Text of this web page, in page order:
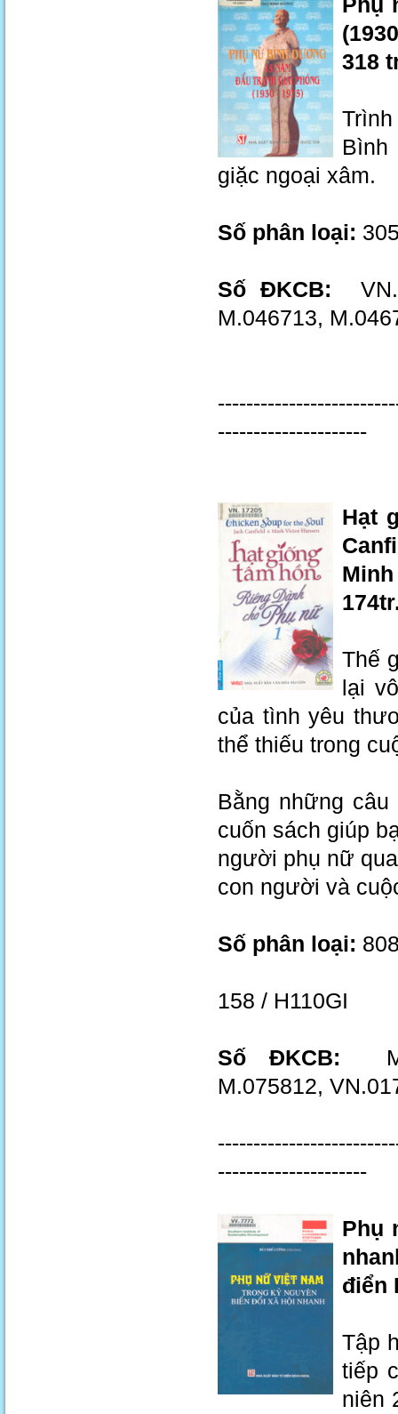
318
Bình
giặc ngoại xâm.
Số phân loại:
Số ĐKCB:
M.046713,
---------------------
Hạt
Thế
lại
của tình yêu
thể thiếu trong
Bằng những
cuốn sách giúp
người phụ nữ
con người và
Số phân loại:
158 / H110GI
Số ĐKCB:
M.075812,
---------------------
Phụ
điển
Tập
tiếp
niên